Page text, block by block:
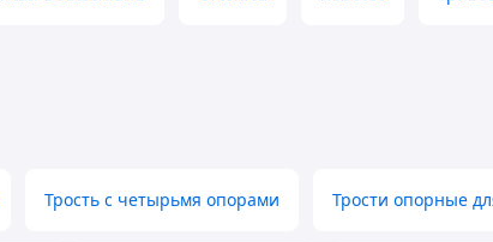
Трость с четырьмя опорами Трости опорные